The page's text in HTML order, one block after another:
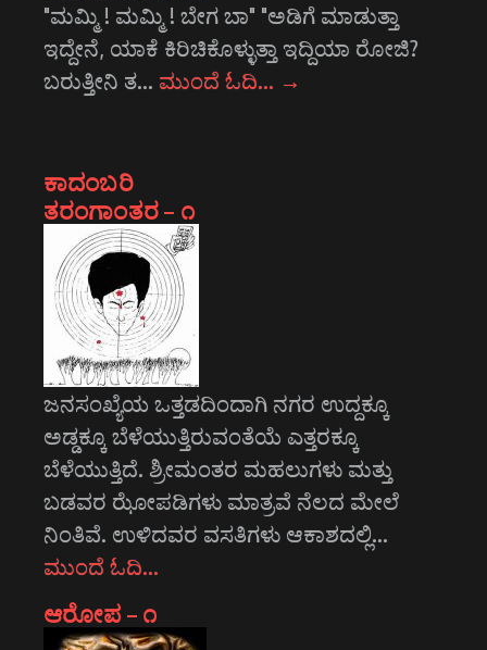
"ಮಮ್ಮಿ ! ಮಮ್ಮಿ ! ಬೇಗ ಬಾ" "ಅಡಿಗೆ ಮಾಡುತ್ತಾ
ಇದ್ದೇನೆ, ಯಾಕೆ ಕಿರಿಚಿಕೊಳ್ಳುತ್ತಾ ಇದ್ದಿಯಾ ರೋಜಿ?
ಬರುತ್ತೀನಿ ತ… ಮುಂದೆ ಓದಿ… →
ಕಾದಂಬರಿ
ತರಂಗಾಂತರ – ೧
ಜನಸಂಖ್ಯೆಯ ಒತ್ತಡದಿಂದಾಗಿ ನಗರ ಉದ್ದಕ್ಕೂ
ಅಡ್ಡಕ್ಕೂ ಬೆಳೆಯುತ್ತಿರುವಂತೆಯೆ ಎತ್ತರಕ್ಕೂ
ಬೆಳೆಯುತ್ತಿದೆ. ಶ್ರೀಮಂತರ ಮಹಲುಗಳು ಮತ್ತು
ಬಡವರ ಝೋಪಡಿಗಳು ಮಾತ್ರವೆ ನೆಲದ ಮೇಲೆ
ನಿಂತಿವೆ. ಉಳಿದವರ ವಸತಿಗಳು ಆಕಾಶದಲ್ಲಿ…
ಮುಂದೆ ಓದಿ…
ಆರೋಪ – ೧